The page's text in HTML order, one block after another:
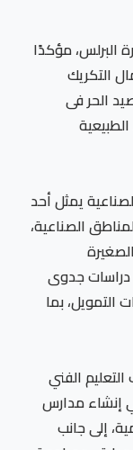
البرلس، مؤكدًا
التكريك
الحر فى
يمثل أحد
الصناعية،
دراسات جدوى
بما
الفني
إنشاء مدارس
إلى جانب